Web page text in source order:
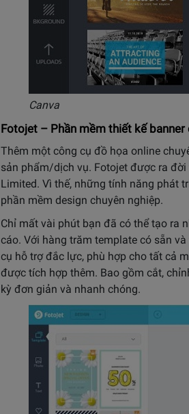
Canva
Fotojet – Phần mềm thiết kế banner
Thêm một công cụ đồ họa online
sản phẩm/dịch vụ. Fotojet được ra
Limited. Vì thế, những tính năng phát
phần mềm design chuyên nghiệp.
Chỉ mất vài phút bạn đã có thể tạo ra
cáo. Với hàng trăm template có sẵn
cụ hỗ trợ đắc lực, phù hợp cho tất cả
được tích hợp thêm. Bao gồm cắt,
kỳ đơn giản và nhanh chóng.